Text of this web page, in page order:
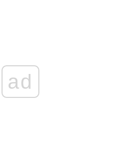
ad